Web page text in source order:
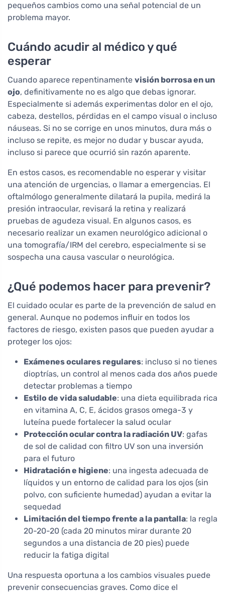
pequeños cambios como una señal potencial de un
problema mayor.
Cuándo acudir al médico y qué
esperar
Cuando aparece repentinamente visión borrosa en un
ojo, definitivamente no es algo que debas ignorar.
Especialmente si además experimentas dolor en el ojo,
cabeza, destellos, pérdidas en el campo visual o incluso
náuseas. Si no se corrige en unos minutos, dura más o
incluso se repite, es mejor no dudar y buscar ayuda,
incluso si parece que ocurrió sin razón aparente.
En estos casos, es recomendable no esperar y visitar
una atención de urgencias, o llamar a emergencias. El
oftalmólogo generalmente dilatará la pupila, medirá la
presión intraocular, revisará la retina y realizará
pruebas de agudeza visual. En algunos casos, es
necesario realizar un examen neurológico adicional o
una tomografía/IRM del cerebro, especialmente si se
sospecha una causa vascular o neurológica.
¿Qué podemos hacer para prevenir?
El cuidado ocular es parte de la prevención de salud en
general. Aunque no podemos influir en todos los
factores de riesgo, existen pasos que pueden ayudar a
proteger los ojos:
Exámenes oculares regulares: incluso si no tienes
dioptrías, un control al menos cada dos años puede
detectar problemas a tiempo
Estilo de vida saludable: una dieta equilibrada rica
en vitamina A, C, E, ácidos grasos omega-3 y
luteína puede fortalecer la salud ocular
Protección ocular contra la radiación UV: gafas
de sol de calidad con filtro UV son una inversión
para el futuro
Hidratación e higiene: una ingesta adecuada de
líquidos y un entorno de calidad para los ojos (sin
polvo, con suficiente humedad) ayudan a evitar la
sequedad
Limitación del tiempo frente a la pantalla: la regla
20-20-20 (cada 20 minutos mirar durante 20
segundos a una distancia de 20 pies) puede
reducir la fatiga digital
Una respuesta oportuna a los cambios visuales puede
prevenir consecuencias graves. Como dice el